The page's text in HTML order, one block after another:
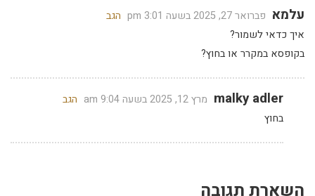
עלמא פברואר 27, 2025 בשעה 3:01 pm
הגב
איך כדאי לשמור?
בקופסא במקרר או בחוץ?
malky adler מרץ 12, 2025 בשעה 9:04 am
הגב
בחוץ
השארת תגובה